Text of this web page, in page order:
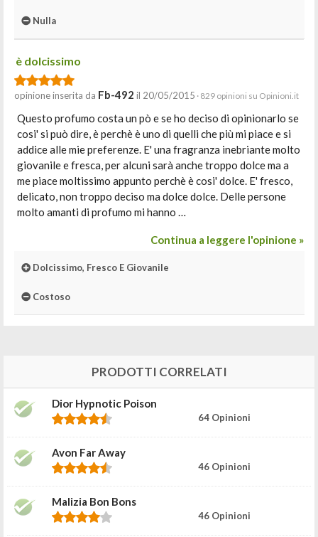
Nulla
è dolcissimo
opinione inserita da Fb-492 il 20/05/2015 · 829 opinioni su Opinioni.it
Questo profumo costa un pò e se ho deciso di opinionarlo se
cosi' si può dire, è perchè è uno di quelli che più mi piace e si
addice alle mie preferenze. E' una fragranza inebriante molto
giovanile e fresca, per alcuni sarà anche troppo dolce ma a
me piace moltissimo appunto perchè è cosi' dolce. E' fresco,
delicato, non troppo deciso ma dolce dolce. Delle persone
molto amanti di profumo mi hanno …
Continua a leggere l'opinione »
Dolcissimo, Fresco E Giovanile
Costoso
PRODOTTI CORRELATI
Dior Hypnotic Poison
64 Opinioni
Avon Far Away
46 Opinioni
Malizia Bon Bons
46 Opinioni